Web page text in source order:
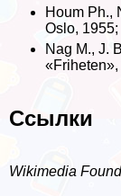
Houm Ph.,
Oslo, 1955;
Nag М., J.
Ссылки
Wikimedia